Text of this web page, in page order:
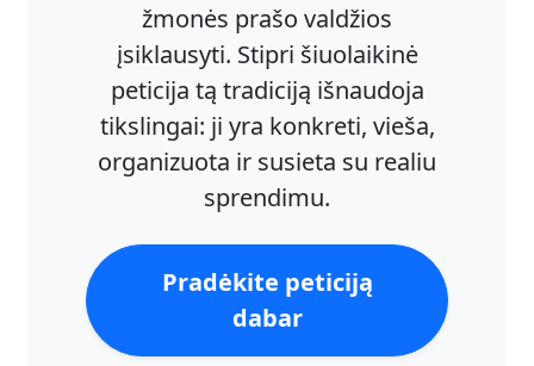
žmonės prašo valdžios
įsiklausyti. Stipri šiuolaikinė
peticija tą tradiciją išnaudoja
tikslingai: ji yra konkreti, vieša,
organizuota ir susieta su realiu
sprendimu.
Pradėkite peticiją
dabar